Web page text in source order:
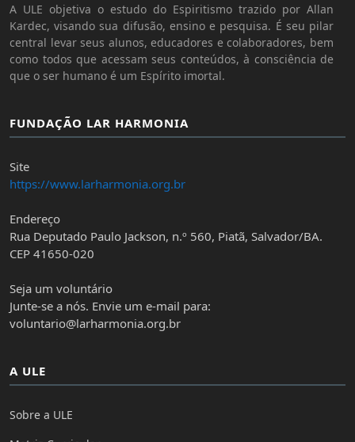
A ULE objetiva o estudo do Espiritismo trazido por Allan
Kardec, visando sua difusão, ensino e pesquisa. É seu pilar
central levar seus alunos, educadores e colaboradores, bem
como todos que acessam seus conteúdos, à consciência de
que o ser humano é um Espírito imortal.
FUNDAÇÃO LAR HARMONIA
Site
https://www.larharmonia.org.br
Endereço
Rua Deputado Paulo Jackson, n.º 560, Piatã, Salvador/BA.
CEP 41650-020
Seja um voluntário
Junte-se a nós. Envie um e-mail para:
voluntario@larharmonia.org.br
A ULE
Sobre a ULE